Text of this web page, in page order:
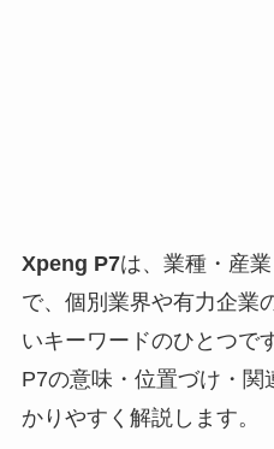
Xpeng P7は、業種・産
で、個別業界や有力企業
いキーワードのひとつで
P7の意味・位置づけ・関
かりやすく解説します。